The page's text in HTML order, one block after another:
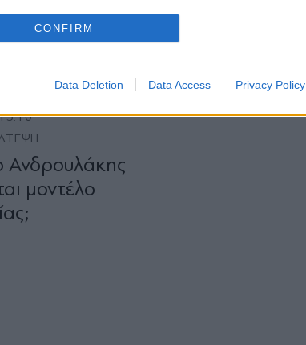
CONFIRM
Data Deletion Data Access Privacy Policy
µοντέλο